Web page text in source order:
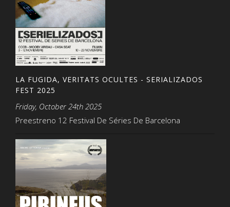
LA FUGIDA, VERITATS OCULTES - SERIALIZADOS
FEST 2025
Friday, October 24th 2025
Preestreno 12 Festival De Séries De Barcelona